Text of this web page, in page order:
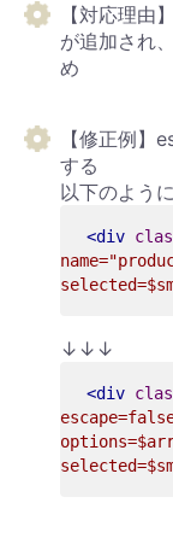
【対応理
が追加され
め
【修正例】
する
以下のよう
<div
↓↓↓
<div